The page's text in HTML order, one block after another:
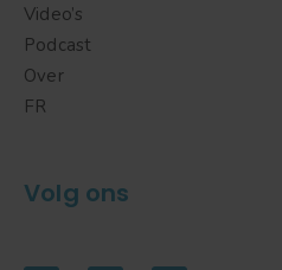
Video’s
Podcast
Over
FR
Volg ons